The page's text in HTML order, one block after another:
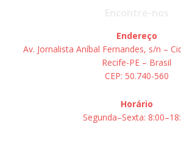
Endereço
Av. Jornalista Aníbal Fernandes, s/n –
Recife-PE – Brasil
CEP: 50.740-560
Horário
Segunda–Sexta: